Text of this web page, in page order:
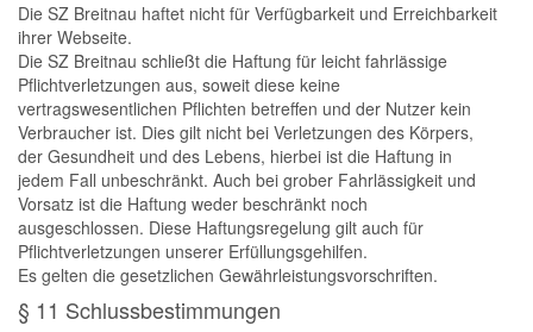
Die SZ Breitnau haftet nicht für Verfügbarkeit und Erreichbarkeit
ihrer Webseite.
Die SZ Breitnau schließt die Haftung für leicht fahrlässige
Pflichtverletzungen aus, soweit diese keine
vertragswesentlichen Pflichten betreffen und der Nutzer kein
Verbraucher ist. Dies gilt nicht bei Verletzungen des Körpers,
der Gesundheit und des Lebens, hierbei ist die Haftung in
jedem Fall unbeschränkt. Auch bei grober Fahrlässigkeit und
Vorsatz ist die Haftung weder beschränkt noch
ausgeschlossen. Diese Haftungsregelung gilt auch für
Pflichtverletzungen unserer Erfüllungsgehilfen.
Es gelten die gesetzlichen Gewährleistungsvorschriften.
§ 11 Schlussbestimmungen